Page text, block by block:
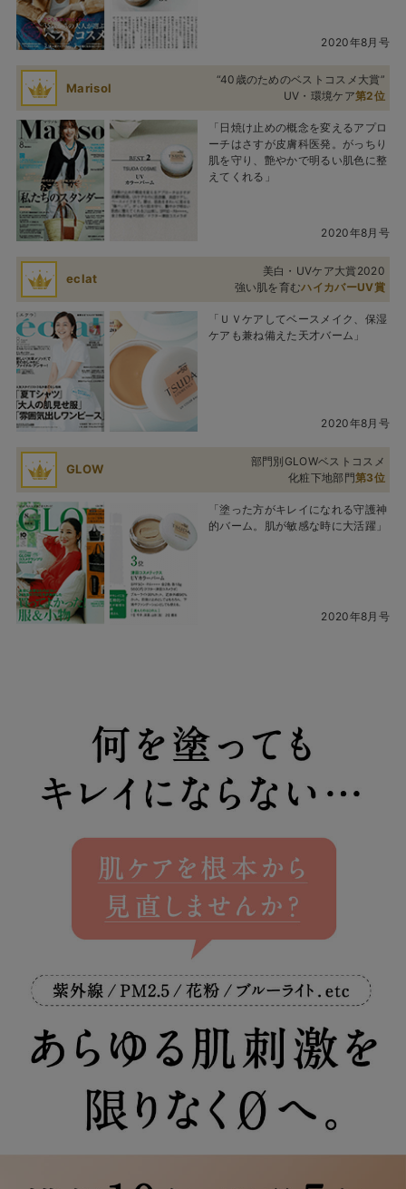
2020年8月号
Marisol
“40歳のためのベストコスメ大賞”
UV・環境ケア第2位
「日焼け止めの概念を変えるアプロ
ーチはさすが皮膚科医発。がっちり
肌を守り、艶やかで明るい肌色に整
えてくれる」
2020年8月号
eclat
美白・UVケア大賞2020
強い肌を育むハイカバーUV賞
「ＵＶケアしてベースメイク、保湿
ケアも兼ね備えた天才バーム」
2020年8月号
GLOW
部門別GLOWベストコスメ
化粧下地部門第3位
「塗った方がキレイになれる守護神
的バーム。肌が敏感な時に大活躍」
2020年8月号